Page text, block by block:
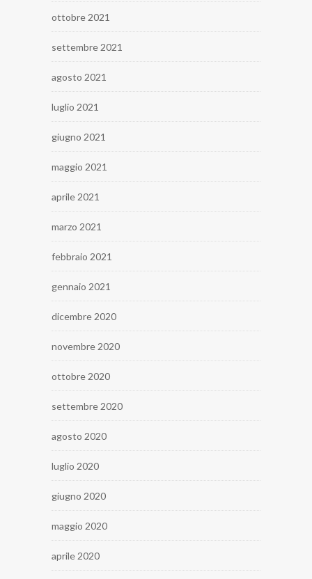
ottobre 2021
settembre 2021
agosto 2021
luglio 2021
giugno 2021
maggio 2021
aprile 2021
marzo 2021
febbraio 2021
gennaio 2021
dicembre 2020
novembre 2020
ottobre 2020
settembre 2020
agosto 2020
luglio 2020
giugno 2020
maggio 2020
aprile 2020